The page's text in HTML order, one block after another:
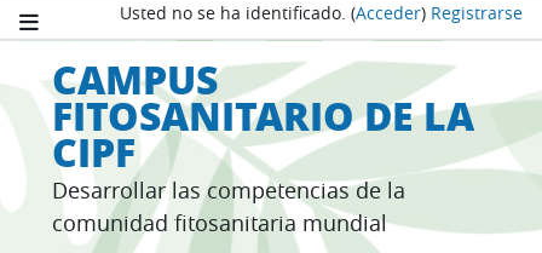
Usted no se ha identificado. (Acceder) Registrarse
CAMPUS
FITOSANITARIO DE LA
CIPF
Desarrollar las competencias de la
comunidad fitosanitaria mundial